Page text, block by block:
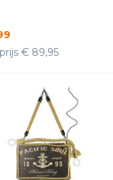
€ 89,95